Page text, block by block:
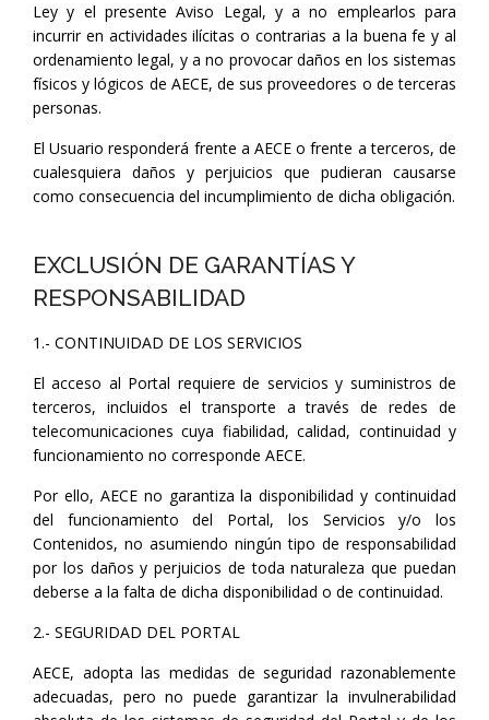
Ley y el presente Aviso Legal, y a no emplearlos para
incurrir en actividades ilícitas o contrarias a la buena fe y al
ordenamiento legal, y a no provocar daños en los sistemas
físicos y lógicos de AECE, de sus proveedores o de terceras
personas.
El Usuario responderá frente a AECE o frente a terceros, de
cualesquiera daños y perjuicios que pudieran causarse
como consecuencia del incumplimiento de dicha obligación.
EXCLUSIÓN DE GARANTÍAS Y
RESPONSABILIDAD
1.- CONTINUIDAD DE LOS SERVICIOS
El acceso al Portal requiere de servicios y suministros de
terceros, incluidos el transporte a través de redes de
telecomunicaciones cuya fiabilidad, calidad, continuidad y
funcionamiento no corresponde AECE.
Por ello, AECE no garantiza la disponibilidad y continuidad
del funcionamiento del Portal, los Servicios y/o los
Contenidos, no asumiendo ningún tipo de responsabilidad
por los daños y perjuicios de toda naturaleza que puedan
deberse a la falta de dicha disponibilidad o de continuidad.
2.- SEGURIDAD DEL PORTAL
AECE, adopta las medidas de seguridad razonablemente
adecuadas, pero no puede garantizar la invulnerabilidad